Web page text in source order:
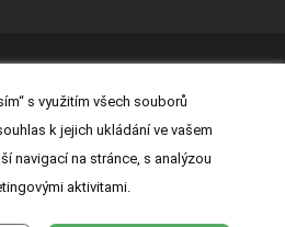
o cookies|Nastavení cookies
osobních údajů
s využitím všech souborů
k jejich ukládání ve vašem
navigací na stránce, s analýzou
aktivitami.